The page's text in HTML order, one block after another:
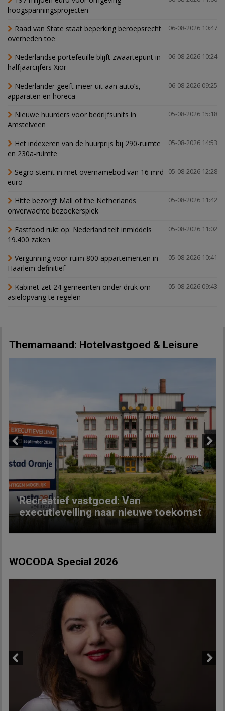
hoogspanningsprojecten
06-08-2026 10:47
Raad van State staat beperking beroepsrecht
overheden toe
06-08-2026 10:24
Nederlandse portefeuille blijft zwaartepunt in
halfjaarcijfers Xior
06-08-2026 09:25
Nederlander geeft meer uit aan auto’s,
apparaten en horeca
05-08-2026 15:18
Nieuwe huurders voor bedrijfsunits in
Amstelveen
05-08-2026 14:53
Het indexeren van de huurprijs bij 290-ruimte
en 230a-ruimte
05-08-2026 12:28
Segro stemt in met overnamebod van 16 mrd
euro
05-08-2026 11:42
Hitte bezorgt Mall of the Netherlands
onverwachte bezoekerspiek
05-08-2026 11:02
Fastfood rukt op: Nederland telt inmiddels
19.400 zaken
05-08-2026 10:41
Vergunning voor ruim 800 appartementen in
Haarlem definitief
05-08-2026 09:43
Kabinet zet 24 gemeenten onder druk om
asielopvang te regelen
Themamaand: Hotelvastgoed & Leisure
Recreatief vastgoed: Van
executieveiling naar nieuwe toekomst
Next
WOCODA Special 2026